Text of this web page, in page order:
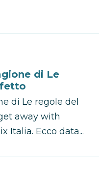
di Le
di Le regole del
away with
Italia. Ecco data...